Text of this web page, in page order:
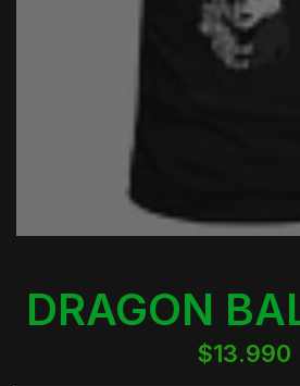
DRAGON
$13.990